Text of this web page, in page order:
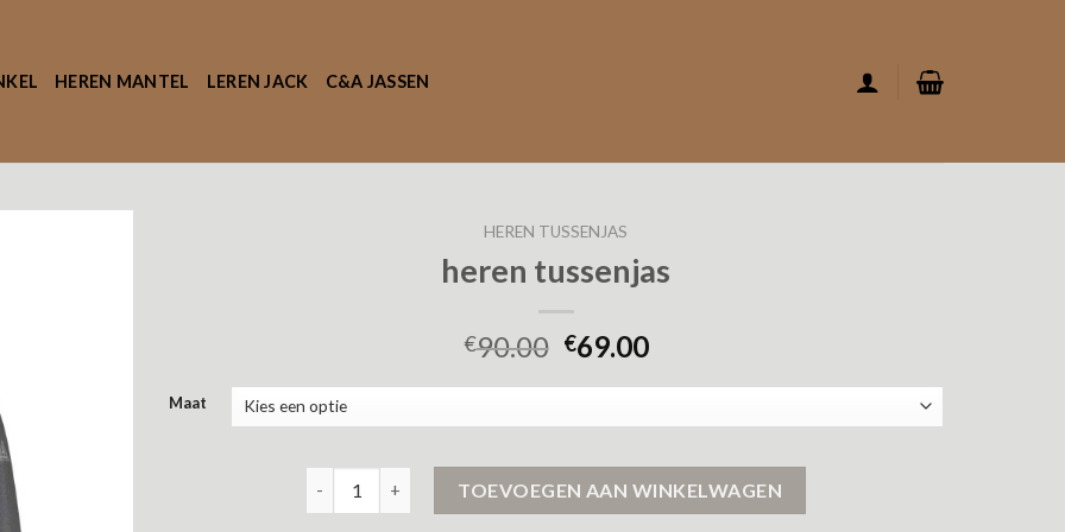
HEREN MANTEL LEREN JACK C&A JASSEN
HEREN TUSSENJAS
heren tussenjas
€90.00 €69.00
Maat
TOEVOEGEN AAN WINKELWAGEN